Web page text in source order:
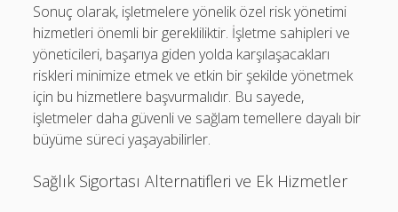
Sonuç olarak, işletmelere yönelik özel risk yönetimi
hizmetleri önemli bir gerekliliktir. İşletme sahipleri ve
yöneticileri, başarıya giden yolda karşılaşacakları
riskleri minimize etmek ve etkin bir şekilde yönetmek
için bu hizmetlere başvurmalıdır. Bu sayede,
işletmeler daha güvenli ve sağlam temellere dayalı bir
büyüme süreci yaşayabilirler.
Sağlık Sigortası Alternatifleri ve Ek Hizmetler